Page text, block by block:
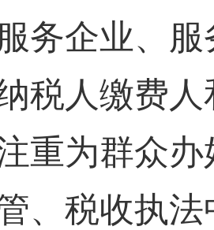
务企业、
税人缴费
为群众办
、税收执